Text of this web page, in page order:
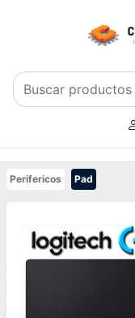
Perifericos Pad